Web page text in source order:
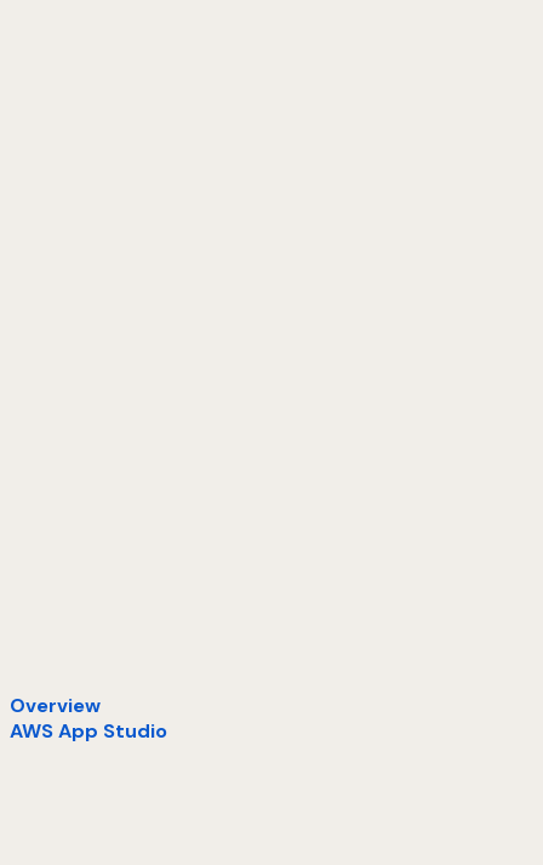
Overview
AWS App Studio